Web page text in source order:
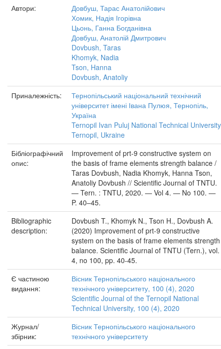
Автори:
Довбуш, Тарас Анатолійович
Хомик, Надія Ігорівна
Цьонь, Ганна Богданівна
Довбуш, Анатолій Дмитрович
Dovbush, Taras
Khomyk, Nadia
Tson, Hanna
Dovbush, Anatoliy
Приналежність:
Тернопільський національний технічний
університет імені Івана Пулюя, Тернопіль,
Україна
Ternopil Ivan Puluj National Technical
Ternopil, Ukraine
Бібліографічний
опис:
Improvement of prt-9 constructive system on
the basis of frame elements strength balance /
Taras Dovbush, Nadia Khomyk, Hanna Tson,
Anatoliy Dovbush // Scientific Journal of TNTU.
— Tern. : TNTU, 2020. — Vol 4. — No 100. —
P. 40–45.
Bibliographic
description:
Dovbush T., Khomyk N., Tson H., Dovbush A.
(2020) Improvement of prt-9 constructive
system on the basis of frame elements strength
balance. Scientific Journal of TNTU (Tern.), vol.
4, no 100, pp. 40-45.
Є частиною
видання:
Вісник Тернопільського національного
технічного університету, 100 (4), 2020
Scientific Journal of the Ternopil National
Technical University, 100 (4), 2020
Журнал/
збірник:
Вісник Тернопільського національного
технічного університету